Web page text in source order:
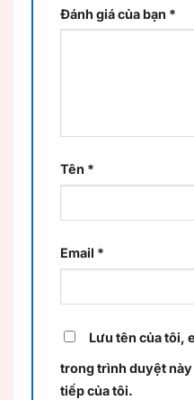
Đánh giá của bạn *
Tên *
Email *
Lưu tên của tôi,
trong trình duyệt này
tiếp của tôi.